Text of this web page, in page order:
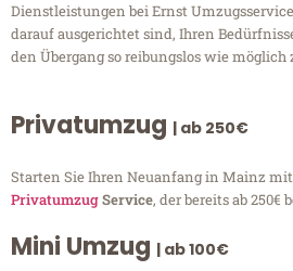
Dienstleistungen bei Ernst
darauf ausgerichtet sind, Ihren
den Übergang so reibungslos wie möglich
Privatumzug | ab 250€
Starten Sie Ihren Neuanfang in Mainz
PrivatumzugService, der bereits ab 250€
Mini Umzug | ab 100€